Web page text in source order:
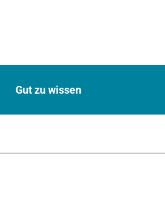
Gut zu wissen